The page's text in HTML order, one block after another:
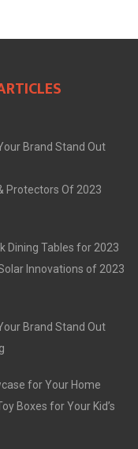
Brand Stand Out
Protectors Of 2023
Dining Tables for 2023
Innovations of 2023
Brand Stand Out
for Your Home
Boxes for Your Kid’s